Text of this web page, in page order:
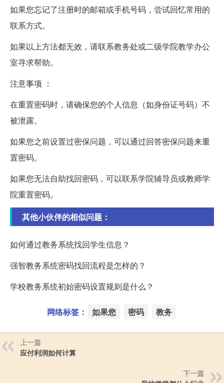
如果您忘记了注册时的邮箱或手机号码，尝试回忆常用的
联系方式。
如果以上方法都无效，请联系教务处或二级学院教学办公
室寻求帮助。
注意事项 ：
在重置密码时，请确保您的个人信息（如身份证号码）不
被泄露。
如果您之前设置过密保问题，可以通过回答密保问题来重
置密码。
如果您无法自助找回密码，可以联系学院辅导员或教师学
院重置密码。
其他小伙伴的相似问题：
如何通过教务系统找回学生信息？
强智教务系统密码找回流程是怎样的？
学校教务系统初始密码设置规则是什么？
网络标签： 如果您 密码 教务
上一篇
应付利润如何计算
下一篇